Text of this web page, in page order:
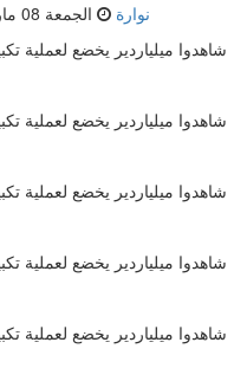
نوارة الجمعة 08 مارس 2019 12:52 صباحاً